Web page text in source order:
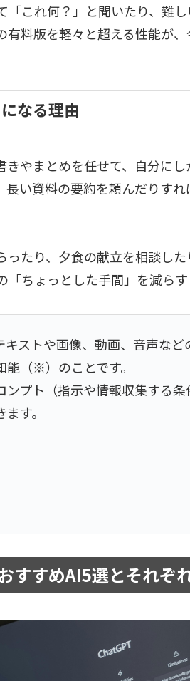
「これ何？」と聞いたり、難
料版を軽々と超える性能が
なる理由
やまとめを任せて、自分に
い資料の要約を頼んだりす
ったり、夕食の献立を相談し
ちょっとした手間」を減らす
ストや画像、動画、音声な
（※）のことです。
プト（指示や情報収集する条
す。
すすめAI5選とそれぞ